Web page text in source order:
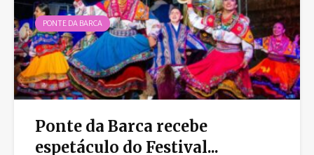
PONTE DA BARCA
Ponte da Barca recebe
espetáculo do Festival...